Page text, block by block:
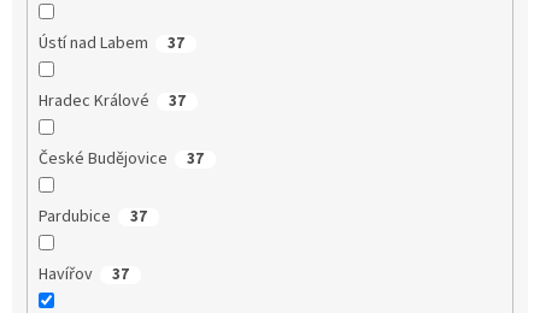
Ústí nad Labem 37
Hradec Králové 37
České Budějovice 37
Pardubice 37
Havířov 37